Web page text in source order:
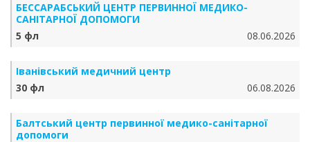
БЕССАРАБСЬКИЙ ЦЕНТР ПЕРВИННОЇ МЕДИКО-
САНІТАРНОЇ ДОПОМОГИ
5 фл
08.06.2026
Іванівський медичний центр
30 фл
06.08.2026
Балтський центр первинної медико-санітарної
допомоги